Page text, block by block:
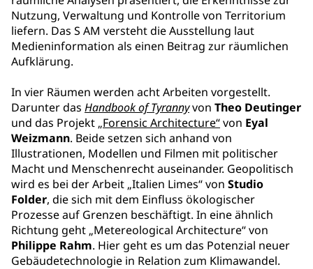
Nutzung, Verwaltung und Kontrolle von Territorium
liefern. Das S AM versteht die Ausstellung laut
Medieninformation als einen Beitrag zur räumlichen
Aufklärung.
In vier Räumen werden acht Arbeiten vorgestellt.
Darunter das Handbook of Tyrannyvon Theo Deutinger
und das Projekt „Forensic Architecture“von Eyal
Weizmann. Beide setzen sich anhand von
Illustrationen, Modellen und Filmen mit politischer
Macht und Menschenrecht auseinander. Geopolitisch
wird es bei der Arbeit „Italien Limes“ von Studio
Folder, die sich mit dem Einfluss ökologischer
Prozesse auf Grenzen beschäftigt. In eine ähnlich
Richtung geht „Metereological Architecture“ von
Philippe Rahm. Hier geht es um das Potenzial neuer
Gebäudetechnologie in Relation zum Klimawandel.